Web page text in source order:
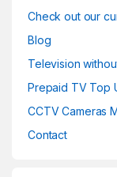
Check out our
Blog
Television
Prepaid TV Top
CCTV Cameras
Contact